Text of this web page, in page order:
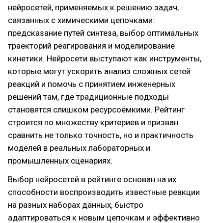
нейросетей, применяемых к решению задач,
связанных с химическими цепочками:
предсказание путей синтеза, выбор оптимальных
траекторий реагирования и моделирование
кинетики. Нейросети выступают как инструменты,
которые могут ускорить анализ сложных сетей
реакций и помочь с принятием инженерных
решений там, где традиционные подходы
становятся слишком ресурсоёмкими. Рейтинг
строится по множеству критериев и призван
сравнить не только точность, но и практичность
моделей в реальных лабораторных и
промышленных сценариях.
Выбор нейросетей в рейтинге основан на их
способности воспроизводить известные реакции
на разных наборах данных, быстро
адаптироваться к новым цепочкам и эффективно